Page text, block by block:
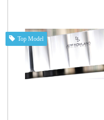
Top Model